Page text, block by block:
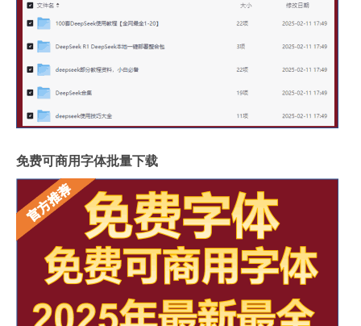
免费可商用字体批量下载